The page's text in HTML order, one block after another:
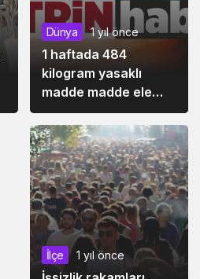
Dünya 1 yıl önce
1 haftada 484
kilogram yasaklı
madde madde ele
geçirildi
İlçe 1 yıl önce